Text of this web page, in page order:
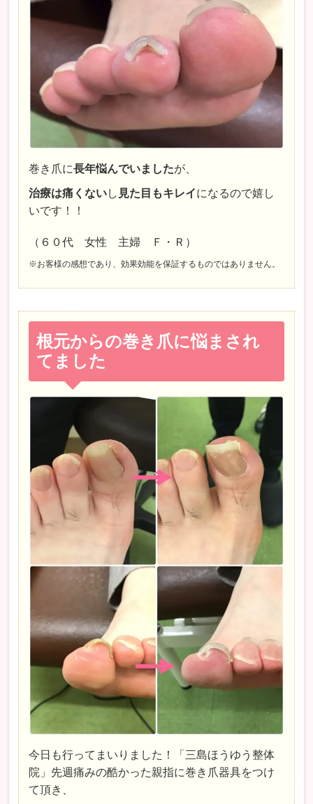
巻き爪に長年悩んでいましたが、
治療は痛くないし 見た目もキレイになるので嬉し
いです！！
（６０代 女性 主婦 Ｆ・Ｒ）
※お客様の感想であり、効果効能を保証するものではありません。
根元からの巻き爪に悩まされ
てました
今日も行ってまいりました！「三島ほうゆう整体
院」先週痛みの酷かった親指に巻き爪器具をつけ
て頂き、